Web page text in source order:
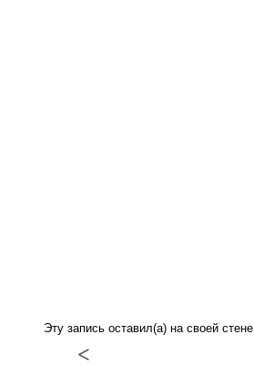
Эту запись оставил(а) на своей стене
<